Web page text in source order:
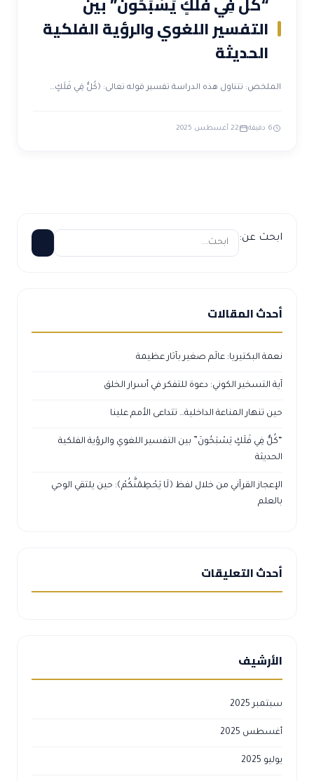
التفسير اللغوي والرؤية الفلكية
الحديثة
الملخص: تتناول هذه الدراسة تفسير قوله تعالى: ﴿كُلٌّ فِي فَلَكٍ…
6 دقيقة 22 أغسطس 2025
ابحث عن:
أحدث المقالات
نعمة البكتيريا: عالَم صغير بآثار عظيمة
آية التسخير الكوني: دعوة للتفكر في أسرار الخلق
حين تنهار المناعة الداخلية… تتداعى الأمم علينا
“كُلٌّ فِي فَلَكٍ يَسْبَحُونَ” بين التفسير اللغوي والرؤية الفلكية
الحديثة
الإعجاز القرآني من خلال لفظ ﴿لَا يَحْطِمَنَّكُمْ﴾: حين يلتقي الوحي
بالعلم
أحدث التعليقات
الأرشيف
سبتمبر 2025
أغسطس 2025
يوليو 2025